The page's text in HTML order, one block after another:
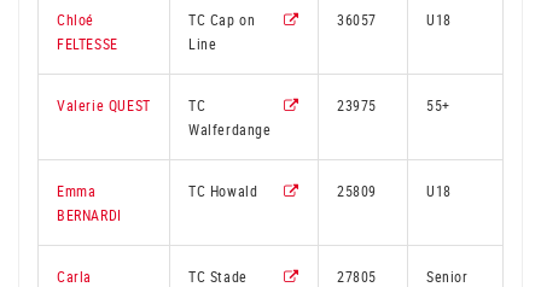
Chloé
FELTESSE
TC Cap on
Line
36057 U18
Valerie QUEST
TC
Walferdange
23975 55+
Emma
BERNARDI
TC Howald 25809 U18
Carla
TC Stade 27805 Senior